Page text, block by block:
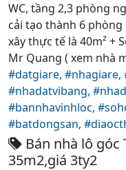
WC, tầng 2,3 phòng
cải tạo thành 6 phòng
xây thực tế là 40m² +
Mr Quang ( xem nhà
#datgiare, #nhagiare,
#nhadatvibang,
#bannhavinhloc,
#batdongsan,
Bán nhà lô
35m2,giá 3ty2